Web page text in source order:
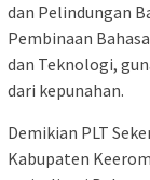
dan Pelindungan
Pembinaan
dan Teknologi,
dari kepunahan.
Demikian PLT
Kabupaten